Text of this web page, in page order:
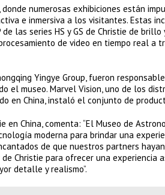
numerosas exhibiciones están
e inmersiva a los visitantes. Estas
las series HS y GS de Christie de brillo
de video en tiempo real a
Yingye Group, fueron
el museo. Marvel Vision, uno de los
en China, instaló el conjunto de
China, comenta: “El Museo de
moderna para brindar una
de que nuestros partners
Christie para ofrecer una experiencia
detalle y realismo”.